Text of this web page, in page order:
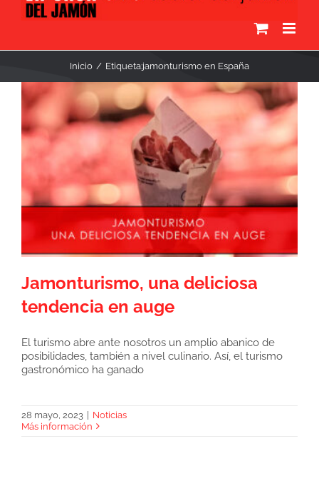
Inicio Etiqueta:jamonturismo en España
Jamonturismo, una deliciosa tendencia en
Jamonturismo, una deliciosa
tendencia en auge
El turismo abre ante nosotros un amplio abanico de
posibilidades, también a nivel culinario. Así, el turismo
gastronómico ha ganado
28 mayo, 2023
Noticias
Más información